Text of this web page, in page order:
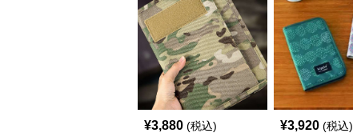
¥3,880 (税込) ¥3,920 (税込)